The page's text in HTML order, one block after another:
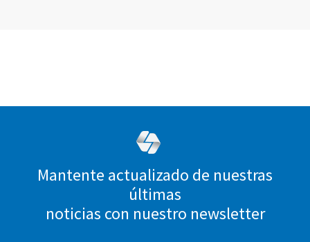
Mantente actualizado de nuestras
últimas
noticias con nuestro newsletter